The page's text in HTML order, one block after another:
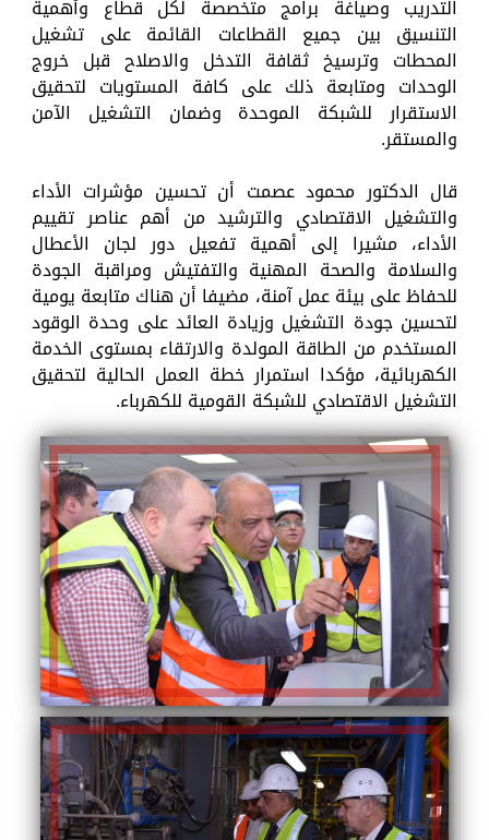
التدريب وصياغة برامج متخصصة لكل قطاع وأهمية
التنسيق بين جميع القطاعات القائمة على تشغيل
المحطات وترسيخ ثقافة التدخل والاصلاح قبل خروج
الوحدات ومتابعة ذلك على كافة المستويات لتحقيق
الاستقرار للشبكة الموحدة وضمان التشغيل الآمن
والمستقر.
قال الدكتور محمود عصمت أن تحسين مؤشرات الأداء
والتشغيل الاقتصادي والترشيد من أهم عناصر تقييم
الأداء، مشيرا إلى أهمية تفعيل دور لجان الأعطال
والسلامة والصحة المهنية والتفتيش ومراقبة الجودة
للحفاظ على بيئة عمل آمنة، مضيفا أن هناك متابعة يومية
لتحسين جودة التشغيل وزيادة العائد على وحدة الوقود
المستخدم من الطاقة المولدة والارتقاء بمستوى الخدمة
الكهربائية، مؤكدا استمرار خطة العمل الحالية لتحقيق
التشغيل الاقتصادي للشبكة القومية للكهرباء.